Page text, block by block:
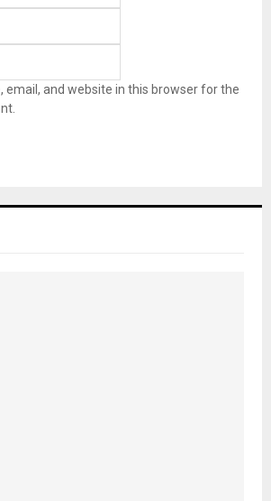
email, and website in this browser for the